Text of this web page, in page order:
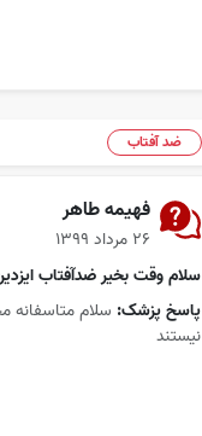
ضد آفتاب
فهیمه طاهر
۲۶ مرداد ۱۳۹۹
سلام وقت بخیر ضدآفتاب
پاسخ پزشک: سلام متاسفانه
نیستند